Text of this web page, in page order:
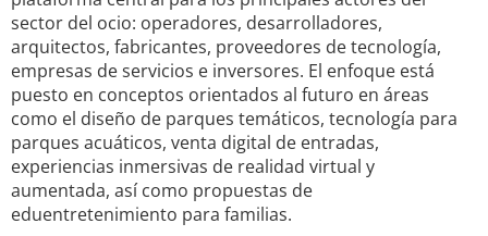
sector del ocio: operadores, desarrolladores,
arquitectos, fabricantes, proveedores de tecnología,
empresas de servicios e inversores. El enfoque está
puesto en conceptos orientados al futuro en áreas
como el diseño de parques temáticos, tecnología para
parques acuáticos, venta digital de entradas,
experiencias inmersivas de realidad virtual y
aumentada, así como propuestas de
eduentretenimiento para familias.